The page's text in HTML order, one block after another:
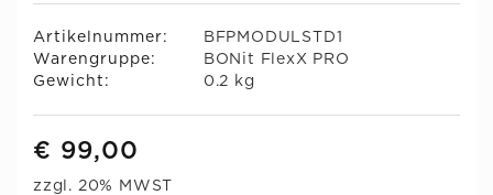
Artikelnummer:
BFPMODULSTD1
Warengruppe:
BONit FlexX PRO
Gewicht:
0.2 kg
€ 99,00
zzgl. 20% MWST